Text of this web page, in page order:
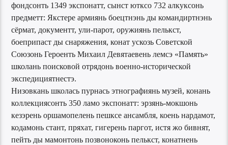
фондсонть 1349 экспонатт, сынст ютксо 732 алкуксонь
предметт: Якстере армиянь боецтнэнь ды командиртнэнь
сёрмат, документт, ули-парот, оружиянь пелькст,
боеприпаст ды снаряжения, конат ускозь Советской
Союзонь Героенть Михаил Девятаевень лемсэ «Память»
школань поисковой отрядонь военно-исторической
экспедициятнестэ.
Низовкань школась пурнась этнографиянь музей, конань
коллекциясонть 350 ламо экспонатт: эрзянь-мокшонь
кезэрень оршамопелень пешксе ансамбля, коень нардамот,
кодамонь стант, пряхат, гигерень паргот, истя жо бивнят,
пейть ды мамонтонь позвоноконь пелькст, конатнень